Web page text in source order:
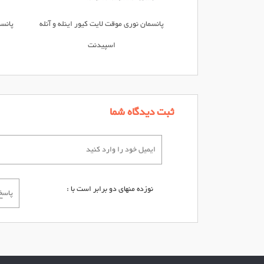
پانسمان نوری موقت لایت کیور اینله و آنله
اسپیدنت
ثبت دیدگاه شما
نوزده منهای دو برابر است با :